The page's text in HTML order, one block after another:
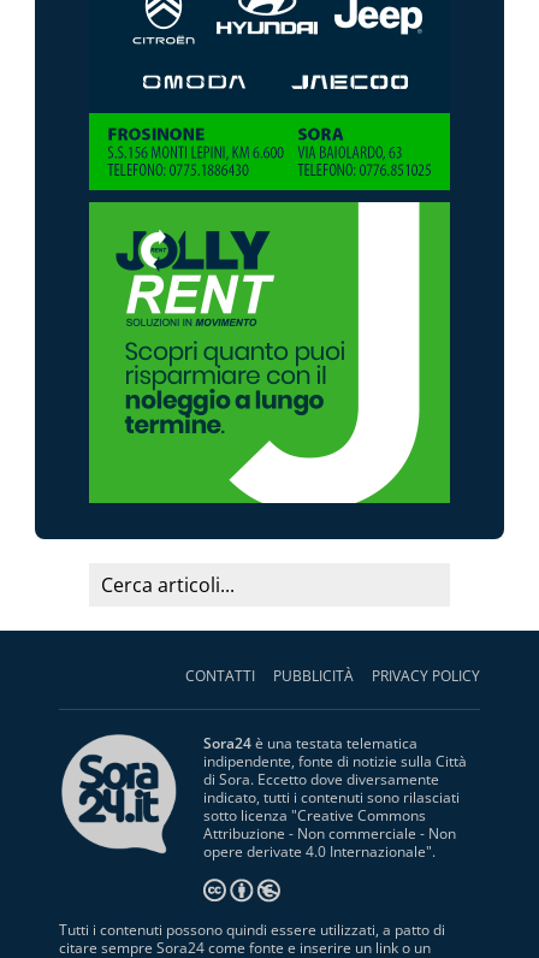
CONTATTI PUBBLICITÀ PRIVACY POLICY
Sora24è una testata telematica
indipendente, fonte di notizie sulla Città
di Sora. Eccetto dove diversamente
indicato, tutti i contenuti sono rilasciati
sotto licenza "Creative Commons
Attribuzione - Non commerciale - Non
opere derivate 4.0 Internazionale".
Tutti i contenuti possono quindi essere utilizzati, a patto di
citare sempre Sora24 come fonte e inserire un link o un